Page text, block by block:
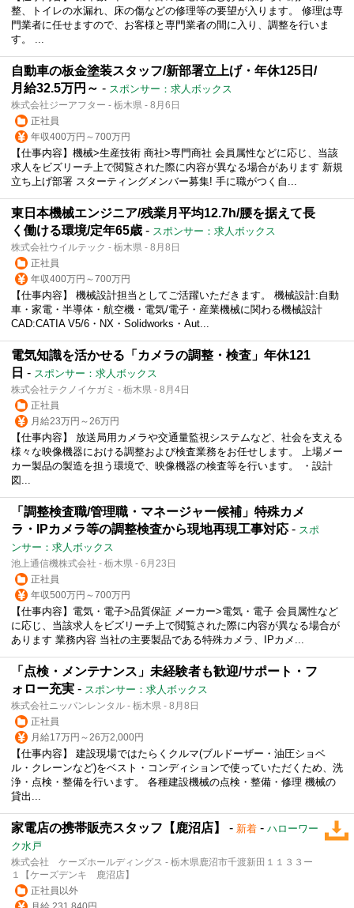
整、トイレの水漏れ、床の傷などの修理等の要望が入ります。 修理は専
門業者に任せますので、お客様と専門業者の間に入り、調整を行いま
す。 ...
自動車の板金塗装スタッフ/新部署立上げ・年休125日/
月給32.5万円～ - スポンサー：求人ボックス
株式会社ジーアフター - 栃木県 - 8月6日
正社員
年収400万円～700万円
【仕事内容】機械>生産技術 商社>専門商社 会員属性などに応じ、当該
求人をビズリーチ上で閲覧された際に内容が異なる場合があります 新規
立ち上げ部署 スターティングメンバー募集! 手に職がつく自...
東日本機械エンジニア/残業月平均12.7h/腰を据えて長
く働ける環境/定年65歳 - スポンサー：求人ボックス
株式会社ウイルテック - 栃木県 - 8月8日
正社員
年収400万円～700万円
【仕事内容】 機械設計担当としてご活躍いただきます。 機械設計:自動
車・家電・半導体・航空機・電気/電子・産業機械に関わる機械設計
CAD:CATIA V5/6・NX・Solidworks・Aut...
電気知識を活かせる「カメラの調整・検査」年休121
日 - スポンサー：求人ボックス
株式会社テクノイケガミ - 栃木県 - 8月4日
正社員
月給23万円～26万円
【仕事内容】 放送局用カメラや交通量監視システムなど、社会を支える
様々な映像機器における調整および検査業務をお任せします。 上場メー
カー製品の製造を担う環境で、映像機器の検査等を行います。 ・設計
図...
「調整検査職/管理職・マネージャー候補」特殊カメ
ラ・IPカメラ等の調整検査から現地再現工事対応 - スポ
ンサー：求人ボックス
池上通信機株式会社 - 栃木県 - 6月23日
正社員
年収500万円～700万円
【仕事内容】電気・電子>品質保証 メーカー>電気・電子 会員属性など
に応じ、当該求人をビズリーチ上で閲覧された際に内容が異なる場合が
あります 業務内容 当社の主要製品である特殊カメラ、IPカメ...
「点検・メンテナンス」未経験者も歓迎/サポート・フ
ォロー充実 - スポンサー：求人ボックス
株式会社ニッパンレンタル - 栃木県 - 8月8日
正社員
月給17万円～26万2,000円
【仕事内容】 建設現場ではたらくクルマ(ブルドーザー・油圧ショベ
ル・クレーンなど)をベスト・コンディションで使っていただくため、洗
浄・点検・整備を行います。 各種建設機械の点検・整備・修理 機械の
貸出...
家電店の携帯販売スタッフ【鹿沼店】 - 新着 - ハローワー
ク水戸
株式会社 ケーズホールディングス - 栃木県鹿沼市千渡新田１１３３ー
１【ケーズデンキ 鹿沼店】
正社員以外